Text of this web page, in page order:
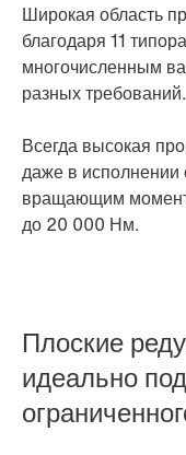
Плоские
идеально
Широкая область
благодаря 11
многочисленным
разных требований.
Всегда высокая
даже в
вращающим
до 20 000 Нм.